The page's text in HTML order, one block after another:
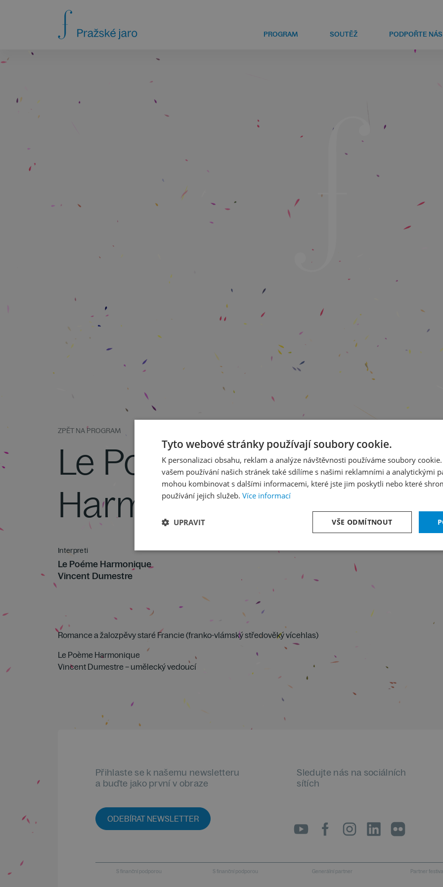
PROGRAM SOUTĚŽ PODPOŘTE NÁS
ZPĚT NA PROGRAM
Le Poème
Harmonique
Interpreti
Le Poéme Harmonique
Vincent Dumestre
22/5
Čtvrtek
Romance a žalozpěvy staré Francie (franko-vlámský středověký vícehlas)
Le Poème Harmonique
Vincent Dumestre – umělecký vedoucí
Přihlaste se k našemu newsletteru
a buďte jako první v obraze
ODEBÍRAT NEWSLETTER
Sledujte nás na sociálních
sítích
S finanční podporou S finanční podporou Generální partner Partner
Tyto webové stránky používají soubory cookie.
K personalizaci obsahu, reklam a analýze návštěvnosti používáme soubory
vašem používání našich stránek také sdílíme s našimi reklamními a analytickými
mohou kombinovat s dalšími informacemi, které jste jim poskytli nebo které
používání jejich služeb. Více informací
VŠE ODMÍTNOUT
UPRAVIT